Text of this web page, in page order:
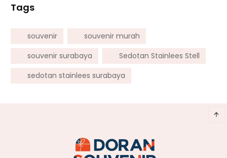
Tags
souvenir
souvenir murah
souvenir surabaya
Sedotan Stainlees Stell
sedotan stainlees surabaya